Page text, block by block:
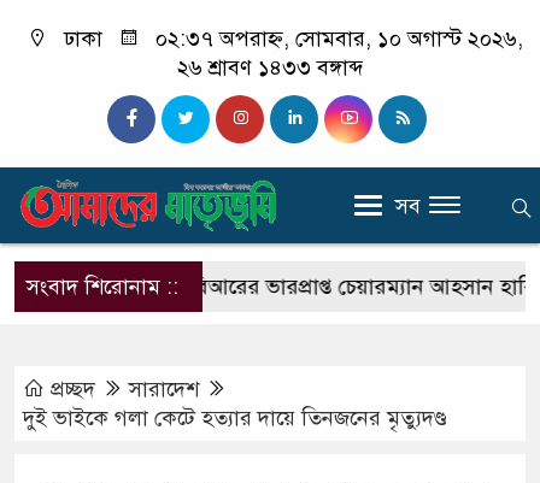
ঢাকা
০২:৩৭ অপরাহ্ন, সোমবার, ১০ অগাস্ট ২০২৬,
২৬ শ্রাবণ ১৪৩৩ বঙ্গাব্দ
সব
সংবাদ শিরোনাম ::এনবিআরের ভারপ্রাপ্ত চেয়ারম্যান আহসান হাবিবের
প্রচ্ছদ
সারাদেশ
দুই ভাইকে গলা কেটে হত্যার দায়ে তিনজনের মৃত্যুদণ্ড